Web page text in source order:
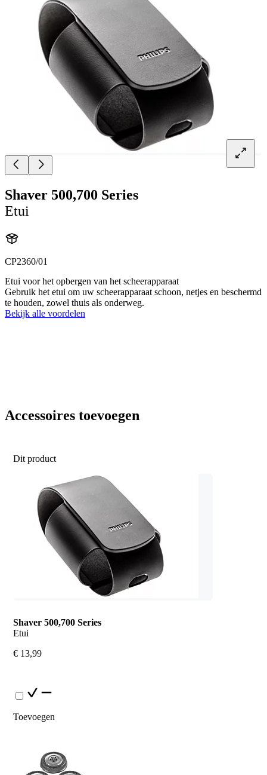
Shaver 500,700 Series
Etui
CP2360/01
Etui voor het opbergen van het scheerapparaat
Gebruik het etui om uw scheerapparaat schoon, netjes en beschermd
te houden, zowel thuis als onderweg.
Bekijk alle voordelen
Accessoires toevoegen
Dit product
Shaver 500,700 Series
Etui
€ 13,99
Toevoegen